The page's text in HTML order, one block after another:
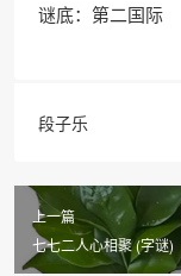
谜底：第二国际
段子乐
上一篇
七七二人心相聚 (字谜)